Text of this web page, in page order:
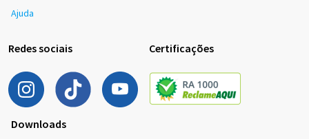
Ajuda
Redes sociais Certificações
Downloads